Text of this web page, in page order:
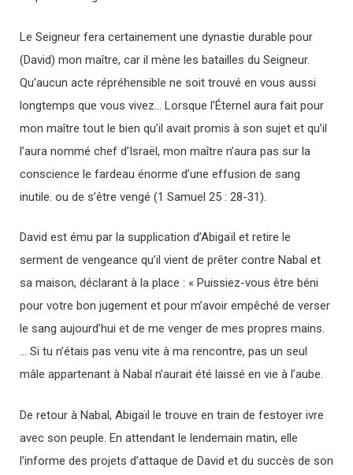
Le Seigneur fera certainement une dynastie durable pour
(David) mon maître, car il mène les batailles du Seigneur.
Qu’aucun acte répréhensible ne soit trouvé en vous aussi
longtemps que vous vivez… Lorsque l’Éternel aura fait pour
mon maître tout le bien qu’il avait promis à son sujet et qu’il
l’aura nommé chef d’Israël, mon maître n’aura pas sur la
conscience le fardeau énorme d’une effusion de sang
inutile. ou de s’être vengé (1 Samuel 25 : 28-31).
David est ému par la supplication d’Abigaïl et retire le
serment de vengeance qu’il vient de prêter contre Nabal et
sa maison, déclarant à la place : « Puissiez-vous être béni
pour votre bon jugement et pour m’avoir empêché de verser
le sang aujourd’hui et de me venger de mes propres mains.
… Si tu n’étais pas venu vite à ma rencontre, pas un seul
mâle appartenant à Nabal n’aurait été laissé en vie à l’aube.
De retour à Nabal, Abigaïl le trouve en train de festoyer ivre
avec son peuple. En attendant le lendemain matin, elle
l’informe des projets d’attaque de David et du succès de son